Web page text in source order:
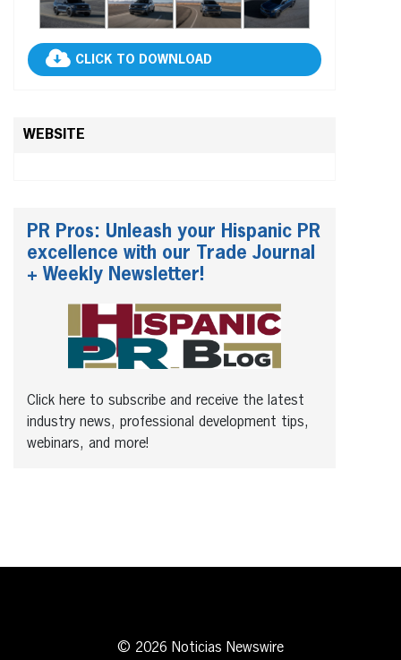
CLICK TO DOWNLOAD
WEBSITE
PR Pros: Unleash your Hispanic PR
excellence with our Trade Journal
+ Weekly Newsletter!
Click here to subscribe and receive the latest
industry news, professional development tips,
webinars, and more!
© 2026 Noticias Newswire